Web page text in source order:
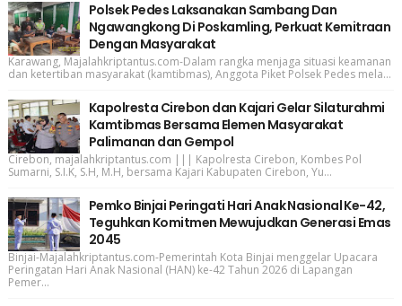
Polsek Pedes Laksanakan Sambang Dan
Ngawangkong Di Poskamling, Perkuat Kemitraan
Dengan Masyarakat
Karawang, Majalahkriptantus.com-Dalam rangka menjaga situasi keamanan
dan ketertiban masyarakat (kamtibmas), Anggota Piket Polsek Pedes mela...
Kapolresta Cirebon dan Kajari Gelar Silaturahmi
Kamtibmas Bersama Elemen Masyarakat
Palimanan dan Gempol
Cirebon, majalahkriptantus.com ||| Kapolresta Cirebon, Kombes Pol
Sumarni, S.I.K, S.H, M.H, bersama Kajari Kabupaten Cirebon, Yu...
Pemko Binjai Peringati Hari Anak Nasional Ke-42,
Teguhkan Komitmen Mewujudkan Generasi Emas
2045
Binjai-Majalahkriptantus.com-Pemerintah Kota Binjai menggelar Upacara
Peringatan Hari Anak Nasional (HAN) ke-42 Tahun 2026 di Lapangan
Pemer...